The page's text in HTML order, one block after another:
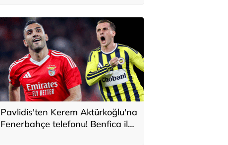
Pavlidis'ten Kerem Aktürkoğlu'na
Fenerbahçe telefonu! Benfica ile